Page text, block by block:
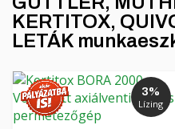
KERTITOX,
LETÁK
3%
Lízing